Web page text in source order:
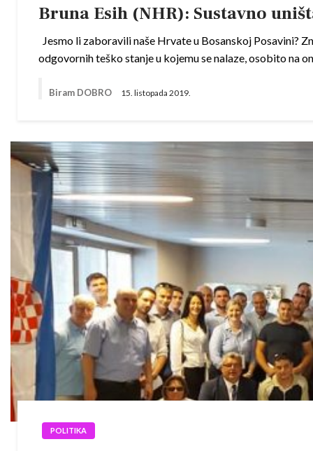
Bruna Esih (NHR): Sustavno
Jesmo li zaboravili naše Hrvate u Bosanskoj Posavini?
odgovornih teško stanje u kojemu se nalaze, osobito na
Biram DOBRO 15. listopada 2019.
POLITIKA